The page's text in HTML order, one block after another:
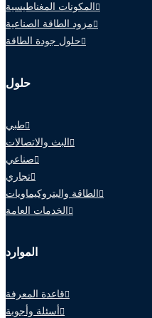
المكونات المغناطيسية
مزود الطاقة الصناعية
حلول جودة الطاقة
حلول
طبي
البث والاتصالات
صناعي
تجاري
الطاقة والبتروكيماويات
الخدمات العامة
الموارد
قاعدة المعرفة
أسئلة وأجوبة